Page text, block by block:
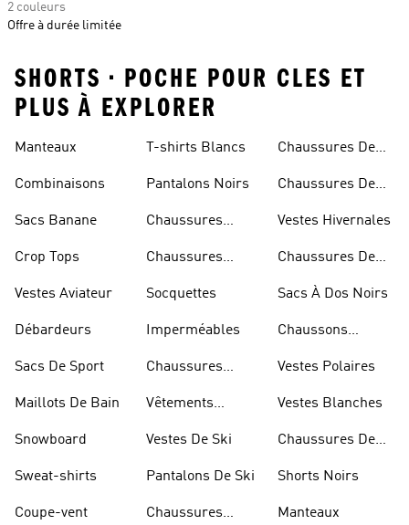
2 couleurs
Offre à durée limitée
SHORTS • POCHE POUR CLES ET
PLUS À EXPLORER
Manteaux
Combinaisons
Sacs Banane
Crop Tops
Vestes Aviateur
Débardeurs
Sacs De Sport
Maillots De Bain
Snowboard
Sweat-shirts
Coupe-vent
T-shirts Blancs
Pantalons Noirs
Chaussures
Chaussures
Socquettes
Imperméables
Chaussures
Vêtements
Vestes De Ski
Pantalons De Ski
Chaussures
Chaussures De
Chaussures De
Vestes Hivernales
Chaussures De
Sacs À Dos Noirs
Chaussons
Vestes Polaires
Vestes Blanches
Chaussures De
Shorts Noirs
Manteaux